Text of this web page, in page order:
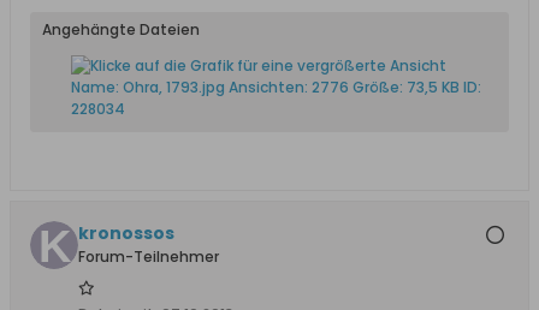
Angehängte Dateien
kronossos
Forum-Teilnehmer